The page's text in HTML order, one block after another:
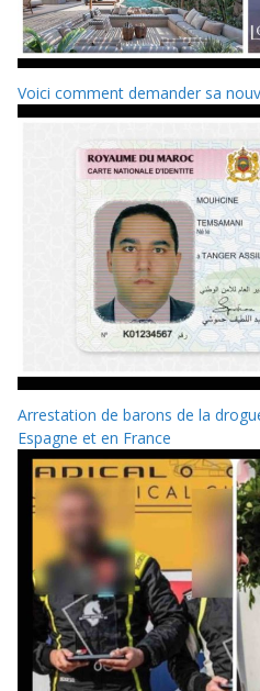
Voici comment demander sa
Arrestation de barons de la
Espagne et en France